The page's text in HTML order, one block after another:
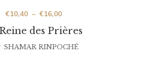
des Prières
€10,40 – €16,00
SHAMAR RINPOCHÉ